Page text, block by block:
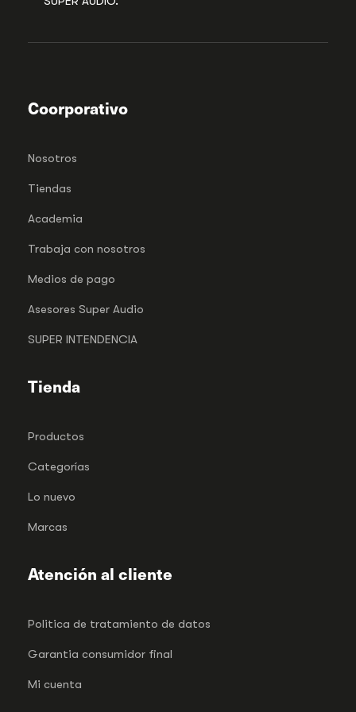
Coorporativo
Nosotros
Tiendas
Academia
Trabaja con nosotros
Medios de pago
Asesores Super Audio
SUPER INTENDENCIA
Tienda
Productos
Categorías
Lo nuevo
Marcas
Atención al cliente
Politica de tratamiento de datos
Garantia consumidor final
Mi cuenta